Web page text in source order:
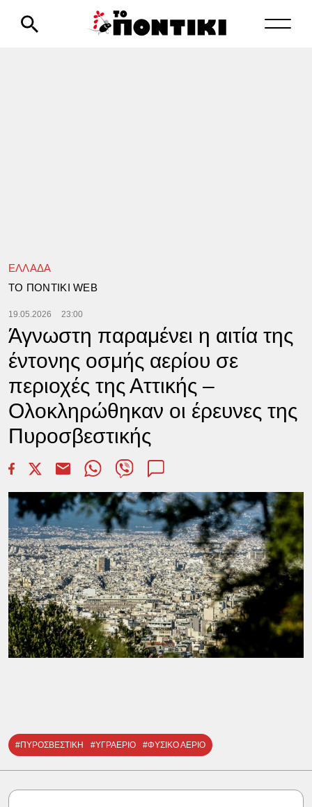
ΕΛΛΑΔΑ
TΟ ΠΟΝΤΙΚΙ WEB
19.05.2026 23:00
Άγνωστη παραμένει η αιτία της
έντονης οσμής αερίου σε
περιοχές της Αττικής –
Ολοκληρώθηκαν οι έρευνες της
Πυροσβεστικής
#ΠΥΡΟΣΒΕΣΤΙΚΗ #ΥΓΡΑΕΡΙΟ #ΦΥΣΙΚΟ ΑΕΡΙΟ